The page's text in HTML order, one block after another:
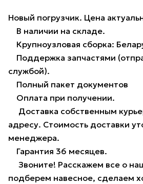
Новый погрузчик. Цена
В наличии на складе.
Крупноузловая сборка:
Поддержка запчастями
службой).
Полный пакет документов
Оплата при получении.
Доставка собственным
адресу. Стоимость доставки
менеджера.
Гарантия 36 месяцев.
Звоните! Расскажем все о
подберем навесное, сделаем